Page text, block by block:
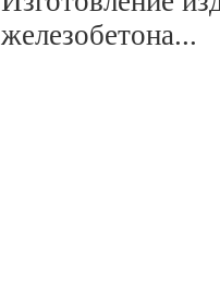
железобетона...